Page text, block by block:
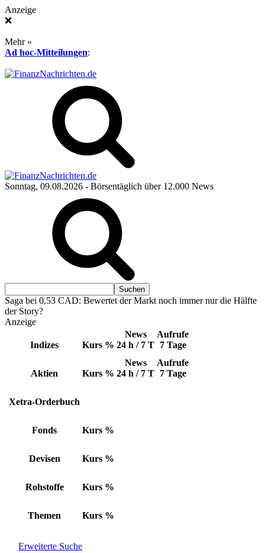
Anzeige
❌
Mehr »
Ad hoc-Mitteilungen:
Sonntag, 09.08.2026 - Börsentäglich über 12.000 News
Saga bei 0,53 CAD: Bewertet der Markt noch immer nur die Hälfte
der Story?
Anzeige
Indizes Kurs %
News
24 h / 7 T
Aufrufe
7 Tage
Aktien Kurs %
News
24 h / 7 T
Aufrufe
7 Tage
Xetra-Orderbuch
Fonds Kurs %
Devisen Kurs %
Rohstoffe Kurs %
Themen Kurs %
Erweiterte Suche